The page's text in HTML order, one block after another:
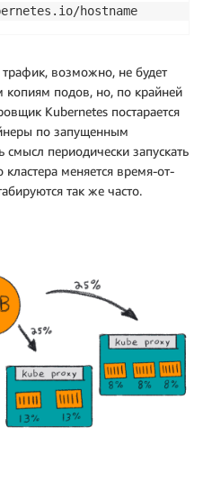
hostname
возможно, не будет
копиям подов, но, по крайней
Kubernetes постарается
по запущенным
периодически запускать
меняется время-от-
так же часто.